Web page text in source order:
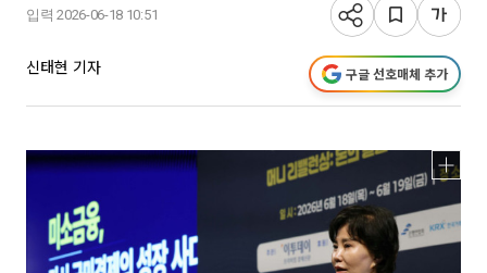
입력 2026-06-18 10:51
신태현 기자 구글 선호매체 추가